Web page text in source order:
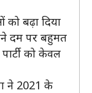
को बढ़ा दिया
दम पर बहुमत
को केवल
ने 2021 के